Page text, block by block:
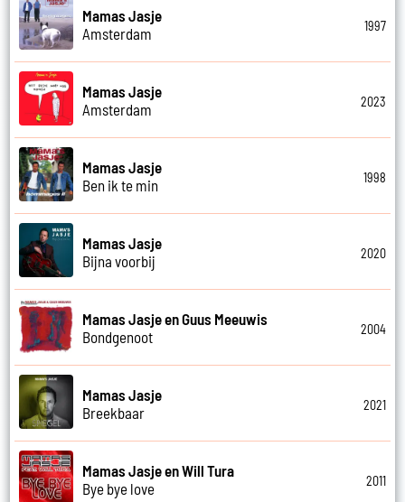
Mamas Jasje
Amsterdam
1997
Mamas Jasje
Amsterdam
2023
Mamas Jasje
Ben ik te min
1998
Mamas Jasje
Bijna voorbij
2020
Mamas Jasje en Guus Meeuwis
Bondgenoot
2004
Mamas Jasje
Breekbaar
2021
Mamas Jasje en Will Tura
Bye bye love
2011